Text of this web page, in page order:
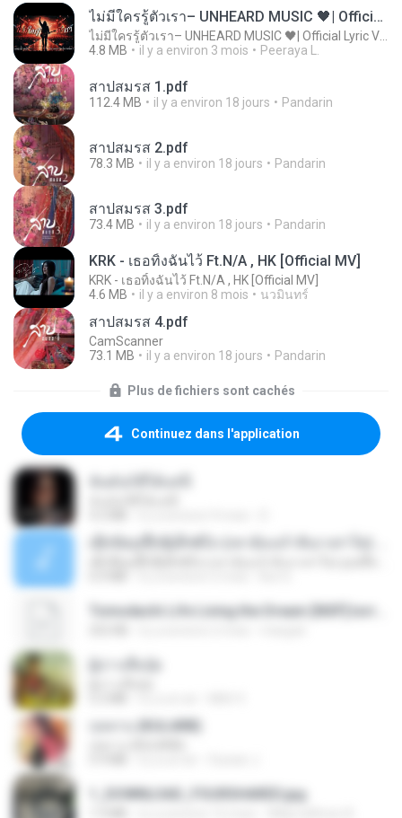
ไม่มีใครรู้ตัวเรา– UNHEARD MUSIC 🖤| Official Lyric Video | เพลงสู้ชีวิต
4.8 MB
il y a environ 3 mois Peeraya L.
สาปสมรส 1.pdf
112.4 MB il y a environ 18 jours Pandarin
สาปสมรส 2.pdf
78.3 MB il y a environ 18 jours Pandarin
สาปสมรส 3.pdf
73.4 MB il y a environ 18 jours Pandarin
KRK - เธอทิ้งฉันไว้ Ft.N/A , HK [Official MV]
KRK - เธอทิ้งฉันไว้ Ft.N/A , HK [Official MV]
4.6 MB
il y a environ 8 mois นวมินทร์
สาปสมรส 4.pdf
CamScanner
73.1 MB
il y a environ 18 jours Pandarin
Plus de fichiers sont cachés
Continuez dans l'application
กุหลาบ (KULARB)
1_DOWNLOAD_FOURSHARED.jpg